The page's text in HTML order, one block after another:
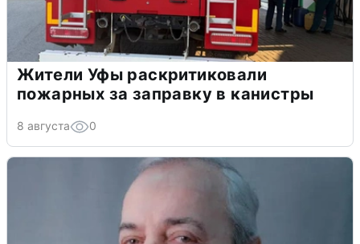
Жители Уфы раскритиковали
пожарных за заправку в канистры
8 августа 0